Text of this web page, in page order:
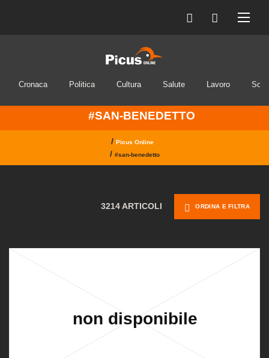
Cronaca Politica Cultura Salute Lavoro
#SAN-BENEDETTO
/ Picus Online
/ #san-benedetto
3214 ARTICOLI ORDINA E FILTRA